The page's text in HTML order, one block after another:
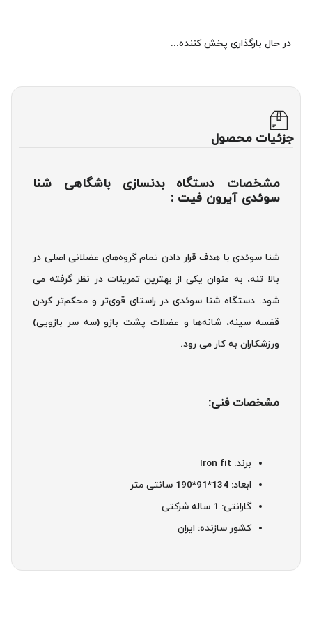
در حال بارگذاری پخش کننده...
جزئیات محصول
مشخصات دستگاه بدنسازی باشگاهی شنا
سوئدی آیرون فیت :
شنا سوئدی با هدف قرار دادن تمام گروه‌های عضلانی اصلی در
بالا تنه، به عنوان یکی از بهترین تمرینات در نظر گرفته می
شود. دستگاه شنا سوئدی در راستای قوی‌تر و محکم‌تر کردن
قفسه سینه، شانه‌ها و عضلات پشت بازو (سه سر بازویی)
ورزشکاران به کار می رود.
مشخصات فنی:
برند: Iron fit
ابعاد: 134*91*190 سانتی متر
گارانتی: 1 ساله شرکتی
کشور سازنده: ایران